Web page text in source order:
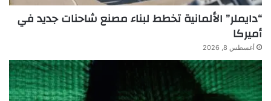
“دايملر” الألمانية تخطط لبناء مصنع شاحنات جديد في
أميركا
أغسطس 8, 2026